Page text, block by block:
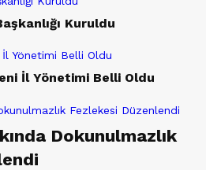
Dokunulmazlık
Kuruldu
İl Yönetimi Belli Oldu